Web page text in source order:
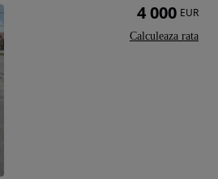
4 000 EUR
Calculeaza rata